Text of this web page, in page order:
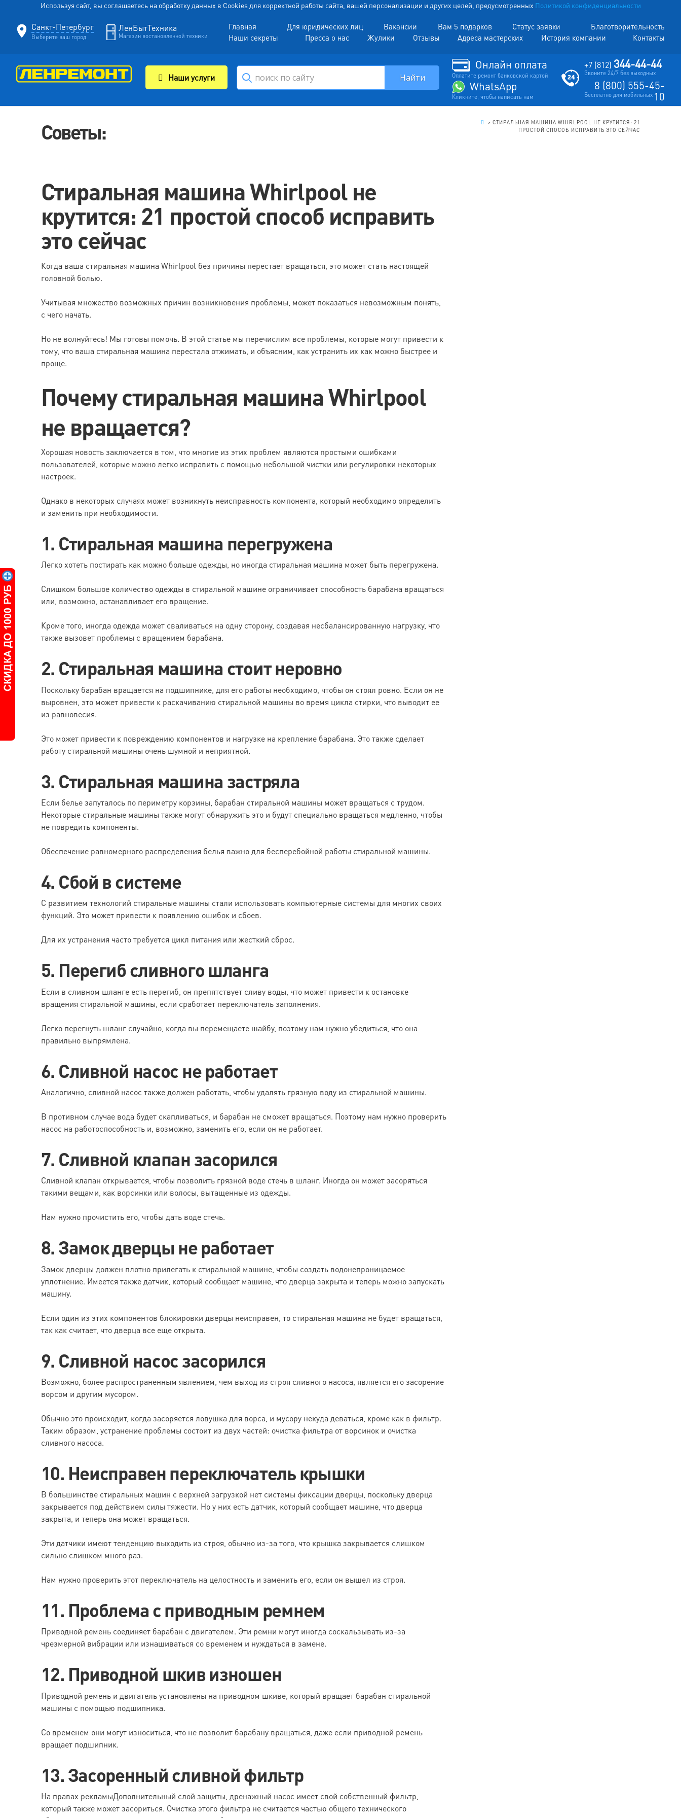
Используя сайт, вы соглашаетесь на обработку данных в Cookies для корректной работы сайта, вашей персонализации и других целей, предусмотренных Политикой конфиденциальности
Санкт-Петербург
Выберите ваш город
ЛенБытТехника
Магазин востановленной техники
Главная Для юридических лиц Вакансии Вам 5 подарков Статус заявки
Благотворительность
Наши секреты
Пресса о нас Жулики Отзывы Адреса мастерских История компании Контакты
Наши услуги
Онлайн оплата
Оплатите ремонт банковской картой
WhatsApp
Кликните, чтобы написать нам
+7 (812) 344-44-44
Звоните 24/7 без выходных
8 (800) 555-45-
10
Бесплатно для мобильных
Советы: > СТИРАЛЬНАЯ МАШИНА WHIRLPOOL НЕ КРУТИТСЯ: 21
ПРОСТОЙ СПОСОБ ИСПРАВИТЬ ЭТО СЕЙЧАС
Стиральная машина Whirlpool не
крутится: 21 простой способ исправить
это сейчас
Когда ваша стиральная машина Whirlpool без причины перестает вращаться, это может стать настоящей
головной болью.
Учитывая множество возможных причин возникновения проблемы, может показаться невозможным понять,
с чего начать.
Но не волнуйтесь! Мы готовы помочь. В этой статье мы перечислим все проблемы, которые могут привести к
тому, что ваша стиральная машина перестала отжимать, и объясним, как устранить их как можно быстрее и
проще.
Почему стиральная машина Whirlpool
не вращается?
Хорошая новость заключается в том, что многие из этих проблем являются простыми ошибками
пользователей, которые можно легко исправить с помощью небольшой чистки или регулировки некоторых
настроек.
Однако в некоторых случаях может возникнуть неисправность компонента, который необходимо определить
и заменить при необходимости.
1. Стиральная машина перегружена
Легко хотеть постирать как можно больше одежды, но иногда стиральная машина может быть перегружена.
Слишком большое количество одежды в стиральной машине ограничивает способность барабана вращаться
или, возможно, останавливает его вращение.
Кроме того, иногда одежда может сваливаться на одну сторону, создавая несбалансированную нагрузку, что
также вызовет проблемы с вращением барабана.
2. Стиральная машина стоит неровно
Поскольку барабан вращается на подшипнике, для его работы необходимо, чтобы он стоял ровно. Если он не
выровнен, это может привести к раскачиванию стиральной машины во время цикла стирки, что выводит ее
из равновесия.
Это может привести к повреждению компонентов и нагрузке на крепление барабана. Это также сделает
работу стиральной машины очень шумной и неприятной.
3. Стиральная машина застряла
Если белье запуталось по периметру корзины, барабан стиральной машины может вращаться с трудом.
Некоторые стиральные машины также могут обнаружить это и будут специально вращаться медленно, чтобы
не повредить компоненты.
Обеспечение равномерного распределения белья важно для бесперебойной работы стиральной машины.
4. Сбой в системе
С развитием технологий стиральные машины стали использовать компьютерные системы для многих своих
функций. Это может привести к появлению ошибок и сбоев.
Для их устранения часто требуется цикл питания или жесткий сброс.
5. Перегиб сливного шланга
Если в сливном шланге есть перегиб, он препятствует сливу воды, что может привести к остановке
вращения стиральной машины, если сработает переключатель заполнения.
Легко перегнуть шланг случайно, когда вы перемещаете шайбу, поэтому нам нужно убедиться, что она
правильно выпрямлена.
6. Сливной насос не работает
Аналогично, сливной насос также должен работать, чтобы удалять грязную воду из стиральной машины.
В противном случае вода будет скапливаться, и барабан не сможет вращаться. Поэтому нам нужно проверить
насос на работоспособность и, возможно, заменить его, если он не работает.
7. Сливной клапан засорился
Сливной клапан открывается, чтобы позволить грязной воде стечь в шланг. Иногда он может засоряться
такими вещами, как ворсинки или волосы, вытащенные из одежды.
Нам нужно прочистить его, чтобы дать воде стечь.
8. Замок дверцы не работает
Замок дверцы должен плотно прилегать к стиральной машине, чтобы создать водонепроницаемое
уплотнение. Имеется также датчик, который сообщает машине, что дверца закрыта и теперь можно запускать
машину.
Если один из этих компонентов блокировки дверцы неисправен, то стиральная машина не будет вращаться,
так как считает, что дверца все еще открыта.
9. Сливной насос засорился
Возможно, более распространенным явлением, чем выход из строя сливного насоса, является его засорение
ворсом и другим мусором.
Обычно это происходит, когда засоряется ловушка для ворса, и мусору некуда деваться, кроме как в фильтр.
Таким образом, устранение проблемы состоит из двух частей: очистка фильтра от ворсинок и очистка
сливного насоса.
10. Неисправен переключатель крышки
В большинстве стиральных машин с верхней загрузкой нет системы фиксации дверцы, поскольку дверца
закрывается под действием силы тяжести. Но у них есть датчик, который сообщает машине, что дверца
закрыта, и теперь она может вращаться.
Эти датчики имеют тенденцию выходить из строя, обычно из-за того, что крышка закрывается слишком
сильно слишком много раз.
Нам нужно проверить этот переключатель на целостность и заменить его, если он вышел из строя.
11. Проблема с приводным ремнем
Приводной ремень соединяет барабан с двигателем. Эти ремни могут иногда соскальзывать из-за
чрезмерной вибрации или изнашиваться со временем и нуждаться в замене.
12. Приводной шкив изношен
Приводной ремень и двигатель установлены на приводном шкиве, который вращает барабан стиральной
машины с помощью подшипника.
Со временем они могут износиться, что не позволит барабану вращаться, даже если приводной ремень
вращает подшипник.
13. Засоренный сливной фильтр
На правах рекламыДополнительный слой защиты, дренажный насос имеет свой собственный фильтр,
который также может засориться. Очистка этого фильтра не считается частью общего технического